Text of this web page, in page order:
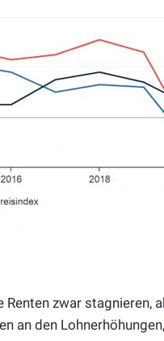
zwar stagnieren,
an den